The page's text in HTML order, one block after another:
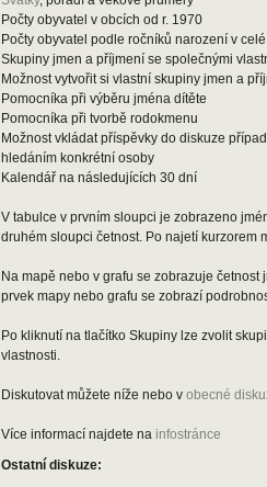
Počty obyvatel v obcích od r. 1970
Počty obyvatel podle ročníků narození v
Skupiny jmen a příjmení se společnými
Možnost vytvořit si vlastní skupiny jmen a
Pomocníka při výběru jména dítěte
Pomocníka při tvorbě rodokmenu
Možnost vkládat příspěvky do diskuze
hledáním konkrétní osoby
Kalendář na následujících 30 dní
V tabulce v prvním sloupci je zobrazeno
druhém sloupci četnost. Po najetí kurzorem
Na mapě nebo v grafu se zobrazuje
prvek mapy nebo grafu se zobrazí
Po kliknutí na tlačítko Skupiny lze zvolit
vlastnosti.
Diskutovat můžete níže nebo v obecné
Více informací najdete na infostránce
Ostatní diskuze: